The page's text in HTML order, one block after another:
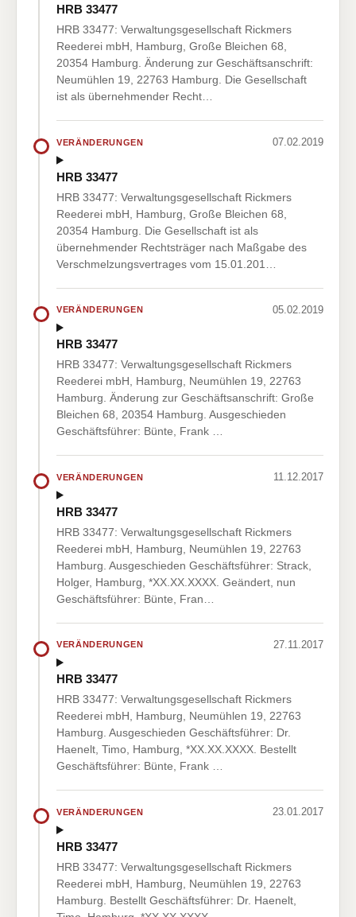
HRB 33477
HRB 33477: Verwaltungsgesellschaft Rickmers
Reederei mbH, Hamburg, Große Bleichen 68,
20354 Hamburg. Änderung zur Geschäftsanschrift:
Neumühlen 19, 22763 Hamburg. Die Gesellschaft
ist als übernehmender Recht…
VERÄNDERUNGEN 07.02.2019
HRB 33477
HRB 33477: Verwaltungsgesellschaft Rickmers
Reederei mbH, Hamburg, Große Bleichen 68,
20354 Hamburg. Die Gesellschaft ist als
übernehmender Rechtsträger nach Maßgabe des
Verschmelzungsvertrages vom 15.01.201…
VERÄNDERUNGEN 05.02.2019
HRB 33477
HRB 33477: Verwaltungsgesellschaft Rickmers
Reederei mbH, Hamburg, Neumühlen 19, 22763
Hamburg. Änderung zur Geschäftsanschrift: Große
Bleichen 68, 20354 Hamburg. Ausgeschieden
Geschäftsführer: Bünte, Frank …
VERÄNDERUNGEN 11.12.2017
HRB 33477
HRB 33477: Verwaltungsgesellschaft Rickmers
Reederei mbH, Hamburg, Neumühlen 19, 22763
Hamburg. Ausgeschieden Geschäftsführer: Strack,
Holger, Hamburg, *XX.XX.XXXX. Geändert, nun
Geschäftsführer: Bünte, Fran…
VERÄNDERUNGEN 27.11.2017
HRB 33477
HRB 33477: Verwaltungsgesellschaft Rickmers
Reederei mbH, Hamburg, Neumühlen 19, 22763
Hamburg. Ausgeschieden Geschäftsführer: Dr.
Haenelt, Timo, Hamburg, *XX.XX.XXXX. Bestellt
Geschäftsführer: Bünte, Frank …
VERÄNDERUNGEN 23.01.2017
HRB 33477
HRB 33477: Verwaltungsgesellschaft Rickmers
Reederei mbH, Hamburg, Neumühlen 19, 22763
Hamburg. Bestellt Geschäftsführer: Dr. Haenelt,